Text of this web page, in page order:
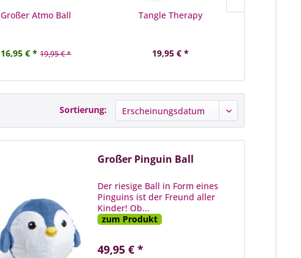
Großer Atmo Ball
16,95 € * 19,95 € *
Tangle Therapy
19,95 € *
Sortierung:
Großer Pinguin Ball
Der riesige Ball in Form eines
Pinguins ist der Freund aller
Kinder! Ob...
zum Produkt
49,95 € *